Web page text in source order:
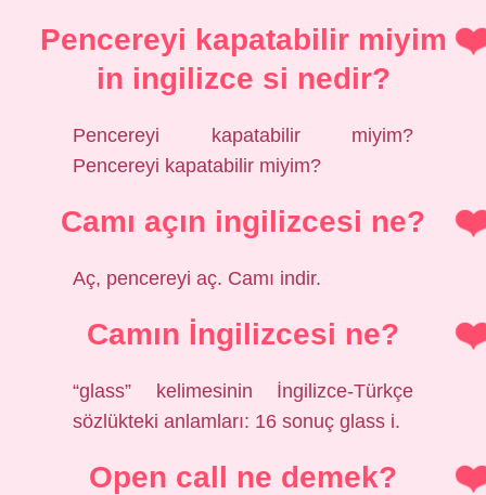
Pencereyi kapatabilir miyim
in ingilizce si nedir?
Pencereyi kapatabilir miyim?
Pencereyi kapatabilir miyim?
Camı açın ingilizcesi ne?
Aç, pencereyi aç. Camı indir.
Camın İngilizcesi ne?
“glass” kelimesinin İngilizce-Türkçe
sözlükteki anlamları: 16 sonuç glass i.
Open call ne demek?